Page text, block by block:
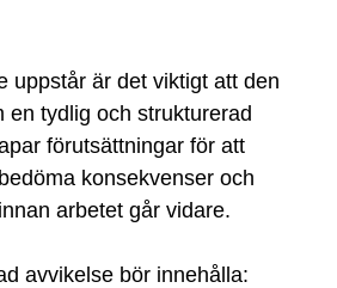
uppstår är det viktigt att den
en tydlig och strukturerad
förutsättningar för att
konsekvenser och
arbetet går vidare.
avvikelse bör innehålla: